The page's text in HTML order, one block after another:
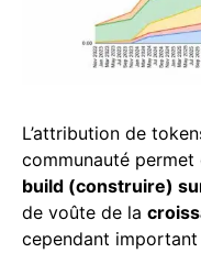
L’attribution de
communauté permet
build (construire)
de voûte de la
cependant important